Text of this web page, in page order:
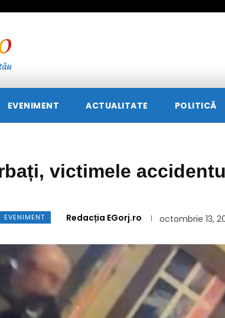
EVENIMENT ACTUALITATE POLITICĂ
victimele
EVENIMENT Redacția EGorj.ro octombrie 13,